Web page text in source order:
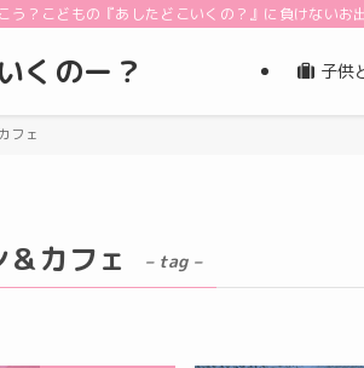
う？こどもの『あしたどこいくの？』に負けないお
くのー？ 子供
フェ
カフェ – tag –